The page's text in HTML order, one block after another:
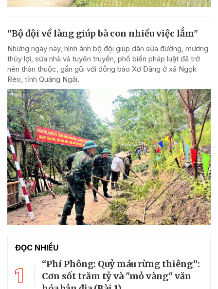
"Bộ đội về làng giúp bà con nhiều việc lắm"
Những ngày này, hình ảnh bộ đội giúp dân sửa đường, mương
thủy lợi, sửa nhà và tuyên truyền, phổ biến pháp luật đã trở
nên thân thuộc, gần gũi với đồng bào Xơ Đăng ở xã Ngọk
Réo, tỉnh Quảng Ngãi.
ĐỌC NHIỀU
1
“Phí Phông: Quỷ máu rừng thiêng”:
Cơn sốt trăm tỷ và "mỏ vàng" văn